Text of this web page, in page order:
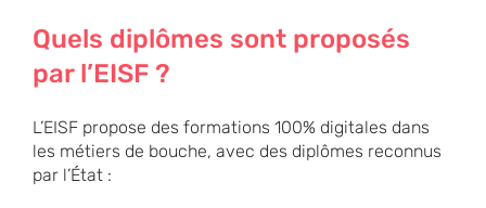
Quels diplômes sont proposés
par l’EISF ?
L’EISF propose des formations 100% digitales dans
les métiers de bouche, avec des diplômes reconnus
par l’État :